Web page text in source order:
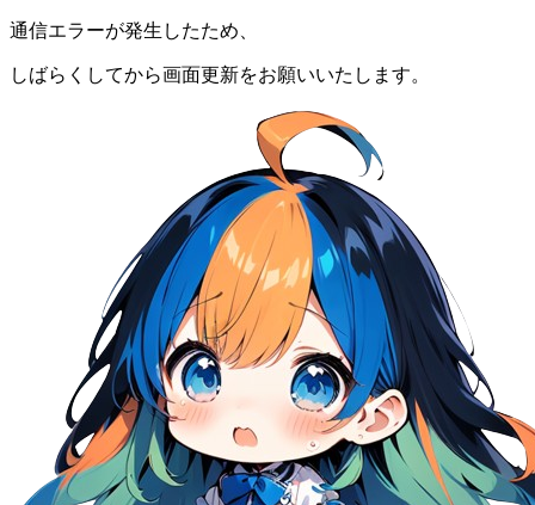
通信エラーが発生したため、
しばらくしてから画面更新をお願いいたします。